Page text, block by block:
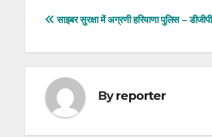
Post
साइबर सुरक्षा में अग्रणी हरियाणा पुलिस – डीजीपी
Byreporter